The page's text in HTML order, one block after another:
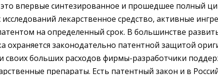
впервые синтезированное и прошедшее полный
исследований лекарственное средство, активные
на определенный срок. В большинстве
охраняется законодательно патентной защитой
своих больших расходов фирмы-разработчики
препараты. Есть патентный закон и в